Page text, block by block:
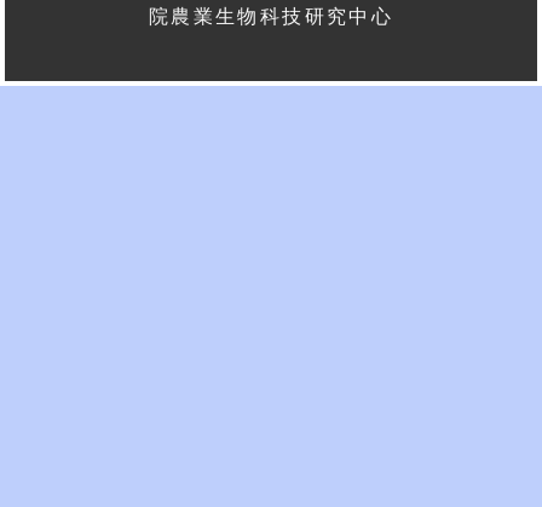
院農業生物科技研究中心